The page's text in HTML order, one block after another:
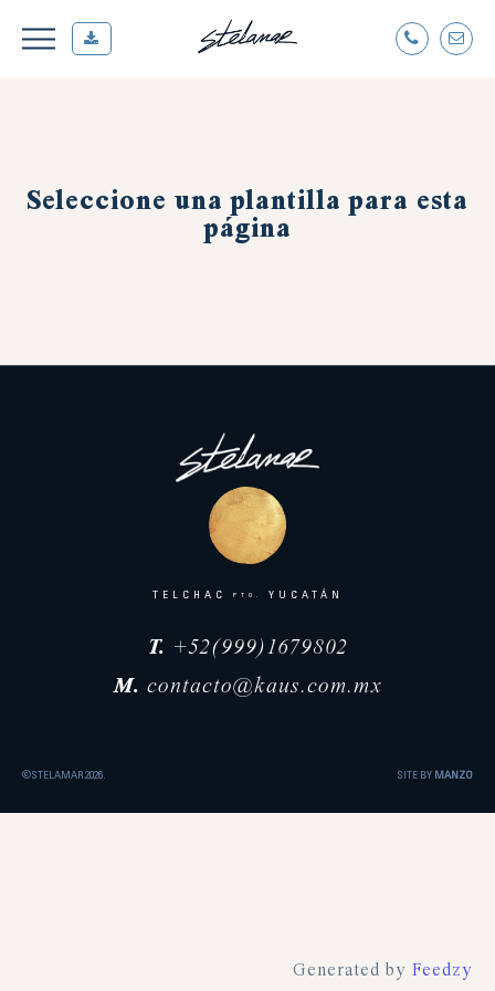
Seleccione una plantilla para esta
página
TELCHAC PTO. YUCATÁN
T. +52(999)1679802
M. contacto@kaus.com.mx
©STELAMAR 2026. SITE BY MANZO
Generated by Feedzy